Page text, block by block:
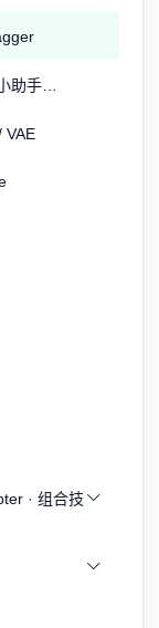
VAE
· 组合技